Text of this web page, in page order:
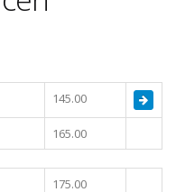
145.00
165.00
175.00